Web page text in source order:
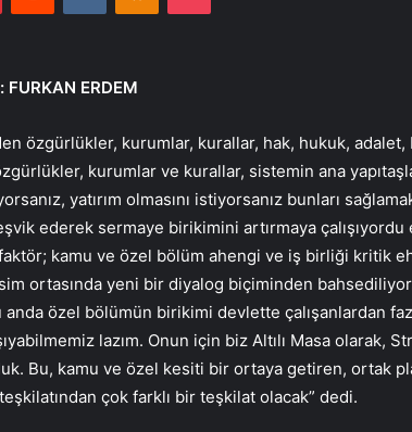
ERDEM
özgürlükler, kurumlar, kurallar, hak, hukuk, adalet,
kurumlar ve kurallar, sistemin ana
yatırım olmasını istiyorsanız bunları
ederek sermaye birikimini artırmaya çalışıyordu
kamu ve özel bölüm ahengi ve iş birliği kritik
ortasında yeni bir diyalog biçiminden
anda özel bölümün birikimi devlette çalışanlardan
lazım. Onun için biz Altılı Masa olarak,
Bu, kamu ve özel kesiti bir ortaya getiren, ortak
çok farklı bir teşkilat olacak” dedi.